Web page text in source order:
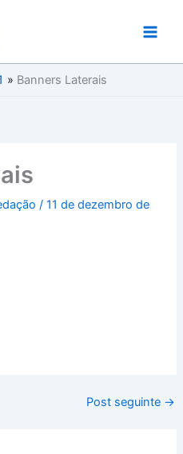
Banners Laterais
/11 de dezembro de
Post seguinte →